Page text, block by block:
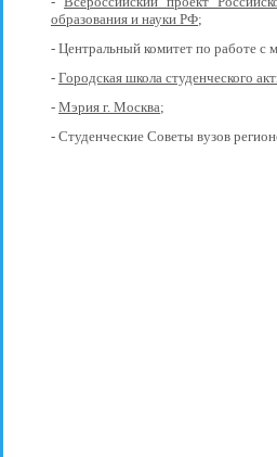
образования и науки РФ;
- Центральный комитет по работе с
- Городская школа студенческого
- Мэрия г. Москва;
- Студенческие Советы вузов